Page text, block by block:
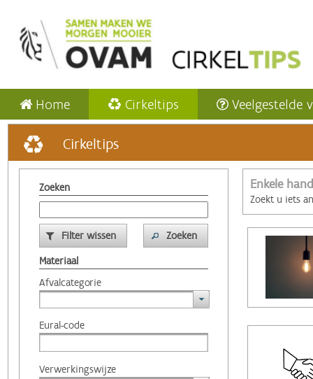
Home Cirkeltips Veelgestelde
Cirkeltips
Zoeken
Filter wissen
Zoeken
Materiaal
Afvalcategorie
Eural-code
Verwerkingswijze
Enkele
Zoekt u iets